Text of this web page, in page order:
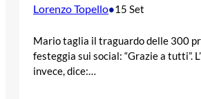
Lorenzo Topello•15 Set
Mario taglia il traguardo delle 300
festeggia sui social: “Grazie a tutti”.
invece, dice:…